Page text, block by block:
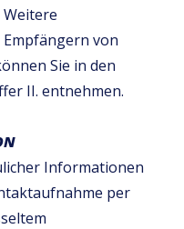
von
Sie in den
II. entnehmen.
Informationen
per